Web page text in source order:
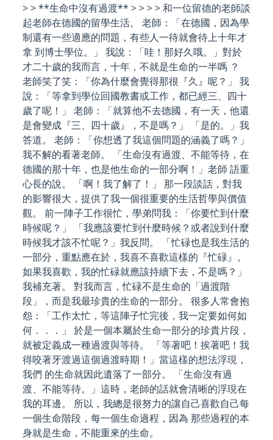
> > **生命中沒有過渡** > > > > 和一位留德的老師談
起老師在德國的留學生活。 老師：「在德國，因為學
制還有一些適應的問題，有些人一待就會待上十年才
拿 到博士學位。」 我說：「哇！那好久哦。」對於
才二十歲的我而言，十年，不就是生命的一半嗎 ？
老師笑了笑：「你為什麼會覺得那很『久』呢？」 我
說：「等拿到學位回國教書或工作，都已經三、四十
歲了呢！」 老師：「就算他不去德國，有一天，他還
是會變成『三、四十歲』，不是嗎？」 「是的。」我
答道。 老師：「你想透了我這個問題的涵義了嗎？」
我不解的看著老師。 「生命沒有過渡、不能等待，在
德國的那十年，也是他生命的一部分啊！」老師 語重
心長的說。 「啊！我了解了！」 那一段談話，對我
的影響很大，提供了我一個很重要的生活哲學與價值
觀。 前一陣子工作很忙，學弟問我：「你要忙到什麼
時候呢？」 「我應該要忙到什麼時候？或者說到什麼
時候我才該不忙呢？」我反問。 「忙碌也是我生活的
一部分，重點應在於，我喜不喜歡這樣的『忙碌』。
如果我喜歡，我的忙碌就應該持續下去，不是嗎？」
我補充著。 對我而言，忙碌不是生命的「過渡階
段」，而是我最珍貴的生命的一部分。 很多人常會抱
怨：「工作太忙，等這陣子忙完後，我一定要如何如
何．．．」 於是一個本屬於生命一部分的珍貴片段，
就被定義成一種過渡與等待。 「等著吧！挨著吧！我
得咬著牙渡過這個過渡時期！」當這樣的想法浮現，
我們 的生命就因此遺落了一部分。 「生命沒有過
渡、不能等待。」這時，老師的話就會清晰的浮現在
我的耳邊。 所以，我總是很努力的讓自己喜歡自己每
一個生命階段，每一個生命過程，因為 那些過程的本
身就是生命，不能重來的生命。